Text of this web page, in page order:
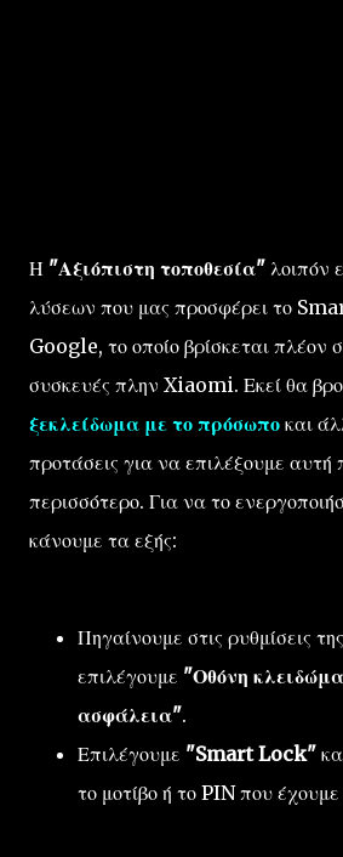
Η "Αξιόπιστη τοποθεσία" λοιπόν
λύσεων που μας προσφέρει το
Google, το οποίο βρίσκεται πλέον
συσκευές πλην Xiaomi. Εκεί θα
ξεκλείδωμα με το πρόσωπο και
προτάσεις για να επιλέξουμε αυτή
περισσότερο. Για να το
κάνουμε τα εξής:
Πηγαίνουμε στις ρυθμίσεις
επιλέγουμε "Οθόνη
ασφάλεια".
Επιλέγουμε "Smart Lock"
το μοτίβο ή το PIN που